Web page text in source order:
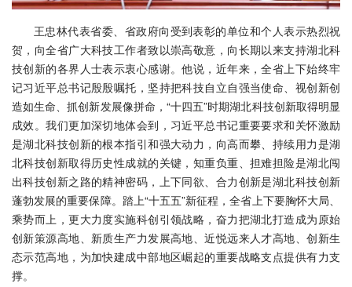
王忠林代表省委、省政府向受到表彰的单位和个人表示热烈祝
贺，向全省广大科技工作者致以崇高敬意，向长期以来支持湖北科
技创新的各界人士表示衷心感谢。他说，近年来，全省上下始终牢
记习近平总书记殷殷嘱托，坚持把科技自立自强当使命、视创新创
造如生命、抓创新发展像拼命，“十四五”时期湖北科技创新取得明显
成效。我们更加深切地体会到，习近平总书记重要要求和关怀激励
是湖北科技创新的根本指引和强大动力，向高而攀、持续用力是湖
北科技创新取得历史性成就的关键，知重负重、担难担险是湖北闯
出科技创新之路的精神密码，上下同欲、合力创新是湖北科技创新
蓬勃发展的重要保障。踏上“十五五”新征程，全省上下要胸怀大局、
乘势而上，更大力度实施科创引领战略，奋力把湖北打造成为原始
创新策源高地、新质生产力发展高地、近悦远来人才高地、创新生
态示范高地，为加快建成中部地区崛起的重要战略支点提供有力支
撑。